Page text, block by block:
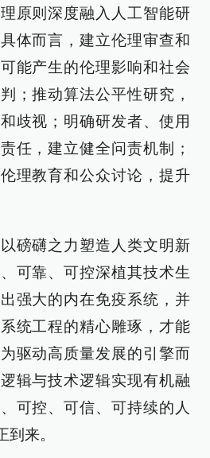
原则深度融入人工智能研
体而言，建立伦理审查和
能产生的伦理影响和社会
；推动算法公平性研究，
歧视；明确研发者、使用
任，建立健全问责机制；
理教育和公众讨论，提升
磅礴之力塑造人类文明新
可靠、可控深植其技术生
强大的内在免疫系统，并
统工程的精心雕琢，才能
驱动高质量发展的引擎而
辑与技术逻辑实现有机融
可控、可信、可持续的人
来。